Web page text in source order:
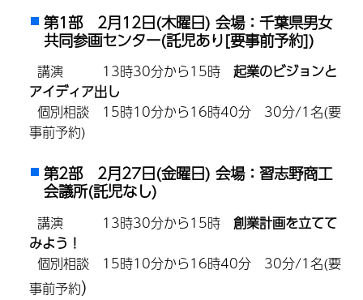
第1部 2月12日(木曜日) 会場：千葉県男女
共同参画センター(託児あり[要事前予約])
講演 13時30分から15時起業のビジョンと
アイディア出し
個別相談 15時10分から16時40分 30分/1名(要
事前予約)
第2部 2月27日(金曜日) 会場：習志野商工
会議所(託児なし)
講演 13時30分から15時創業計画を立てて
みよう！
個別相談 15時10分から16時40分 30分/1名(要
事前予約)